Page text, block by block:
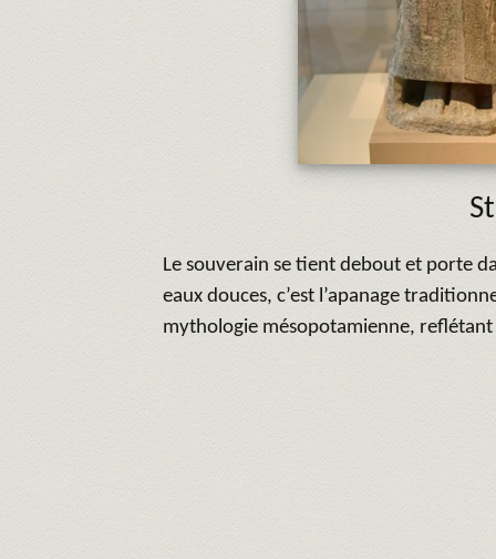
Le souverain se tient debout et porte
eaux douces, c’est l’apanage
mythologie mésopotamienne,